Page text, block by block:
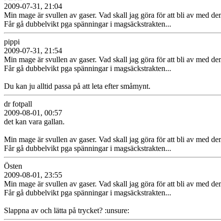
2009-07-31, 21:04
Min mage är svullen av gaser. Vad skall jag göra för att bli av med
Får gå dubbelvikt pga spänningar i magsäckstrakten...
pippi
2009-07-31, 21:54
Min mage är svullen av gaser. Vad skall jag göra för att bli av med
Får gå dubbelvikt pga spänningar i magsäckstrakten...
Du kan ju alltid passa på att leta efter småmynt.
dr fotpall
2009-08-01, 00:57
det kan vara gallan.
Min mage är svullen av gaser. Vad skall jag göra för att bli av med
Får gå dubbelvikt pga spänningar i magsäckstrakten...
Östen
2009-08-01, 23:55
Min mage är svullen av gaser. Vad skall jag göra för att bli av med
Får gå dubbelvikt pga spänningar i magsäckstrakten...
Slappna av och lätta på trycket? :unsure: